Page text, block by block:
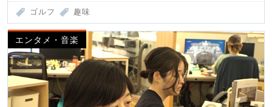
ゴルフ 趣味
エンタメ・音楽